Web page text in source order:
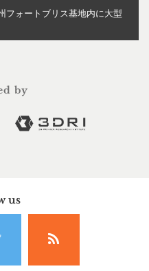
フォートブリス基地内に大型
by
us